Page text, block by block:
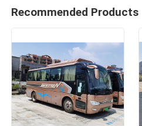
Recommended Products